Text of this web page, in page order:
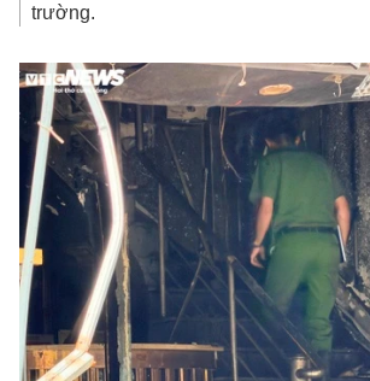
trường.